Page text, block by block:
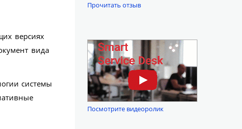
версиях
вида
системы
Прочитать отзыв
Посмотрите видеоролик